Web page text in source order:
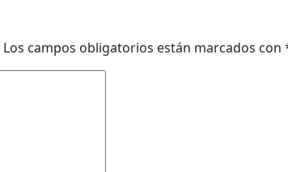
Los campos obligatorios están marcados con